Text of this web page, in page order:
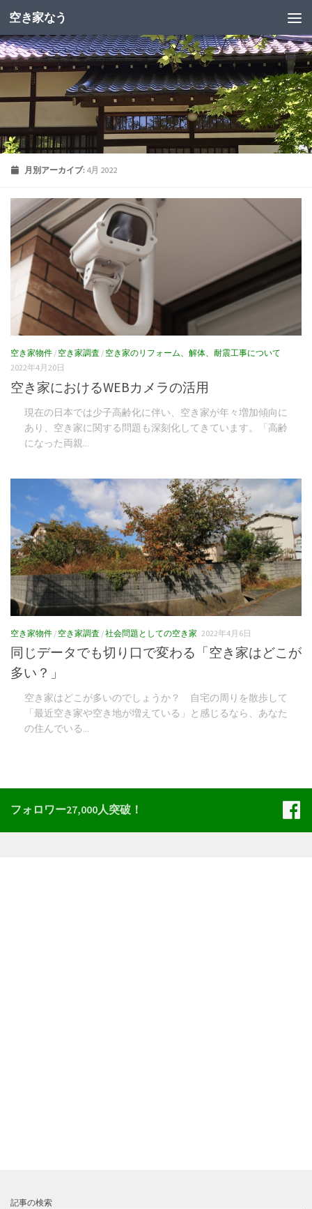
空き家なう
月別アーカイブ: 4月 2022
空き家物件 / 空き家調査 / 空き家のリフォーム、解体、耐震工事について
2022年4月20日
空き家におけるWEBカメラの活用
現在の日本では少子高齢化に伴い、空き家が年々増加傾向に
あり、空き家に関する問題も深刻化してきています。「高齢
になった両親...
空き家物件 / 空き家調査 /社会問題としての空き家 2022年4月6日
同じデータでも切り口で変わる「空き家はどこが
多い？」
空き家はどこが多いのでしょうか？ 自宅の周りを散歩して
「最近空き家や空き地が増えている」と感じるなら、あなた
の住んでいる...
フォロワー27,000人突破！
記事の検索